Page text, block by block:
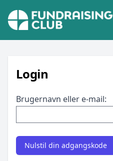
Login
Brugernavn eller e-mail: